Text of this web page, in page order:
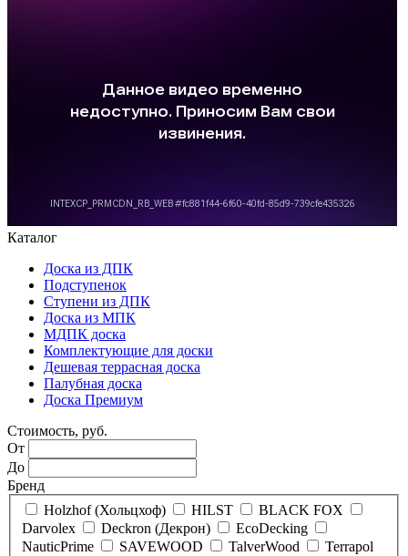
Каталог
Доска из ДПК
Подступенок
Ступени из ДПК
Доска из МПК
МДПК доска
Комплектующие для доски
Дешевая террасная доска
Палубная доска
Доска Премиум
Стоимость, руб.
От
До
Бренд
Holzhof (Хольцхоф)
HILST
BLACK FOX
Darvolex
Deckron (Декрон)
EcoDecking
NauticPrime
SAVEWOOD TalverWood
Terrapol